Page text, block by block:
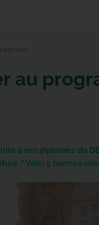
au
à ses diplômés du
? Voici 5 bonnes